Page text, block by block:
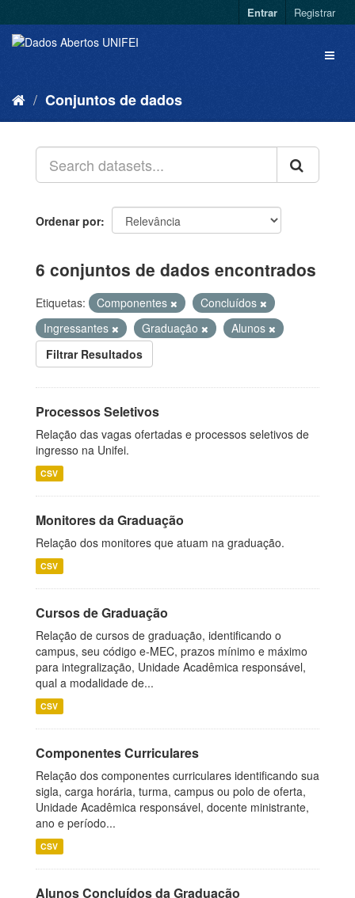
Entrar Registrar
Conjuntos de dados
Ordenar por
6 conjuntos de dados encontrados
Etiquetas: Componentes
Concluídos
Ingressantes
Graduação
Alunos
Filtrar Resultados
Processos Seletivos
Relação das vagas ofertadas e processos seletivos de
ingresso na Unifei.
CSV
Monitores da Graduação
Relação dos monitores que atuam na graduação.
CSV
Cursos de Graduação
Relação de cursos de graduação, identificando o
campus, seu código e-MEC, prazos mínimo e máximo
para integralização, Unidade Acadêmica responsável,
qual a modalidade de...
CSV
Componentes Curriculares
Relação dos componentes curriculares identificando sua
sigla, carga horária, turma, campus ou polo de oferta,
Unidade Acadêmica responsável, docente ministrante,
ano e período...
CSV
Alunos Concluídos da Graduação